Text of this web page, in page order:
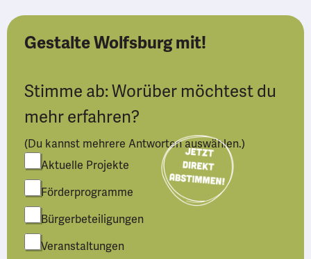
Gestalte Wolfsburg mit!
Stimme ab: Worüber möchtest du
mehr erfahren?
(Du kannst mehrere Antworten auswählen.)
Aktuelle Projekte
Förderprogramme
Bürgerbeteiligungen
Veranstaltungen